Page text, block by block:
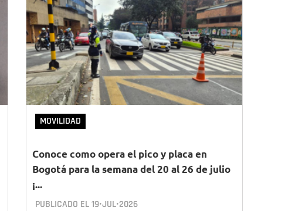
MOVILIDAD
Conoce como opera el pico y placa en
Bogotá para la semana del 20 al 26 de julio
¡...
PUBLICADO EL19•JUL•2026